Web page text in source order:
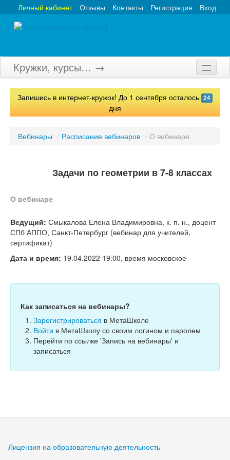
Вход
Регистрация
Контакты
Отзывы
Личный кабинет
Кружки, курсы… →
Главная
Тесты
Запишись в интернет-кружок! До 1 сентября осталось 24
дня
Вебинары / Расписание вебинаров / О вебинаре
Задачи по геометрии в 7-8 классах
О вебинаре
Ведущий: Смыкалова Елена Владимировна, к. п. н., доцент
СПб АППО, Санкт-Петербург (вебинар для учителей,
сертификат)
Дата и время: 19.04.2022 19:00, время московское
Как записаться на вебинары?
Зарегистрироваться в МетаШколе
Войти в МетаШколу со своим логином и паролем
Перейти по ссылке 'Запись на вебинары' и
записаться
Лицензия на образовательную деятельность